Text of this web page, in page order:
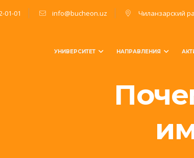
01-01 info@bucheon.uz Чиланзарский
УНИВЕРСИТЕТ НАПРАВЛЕНИЯ
11″ alias=”slider-11″]